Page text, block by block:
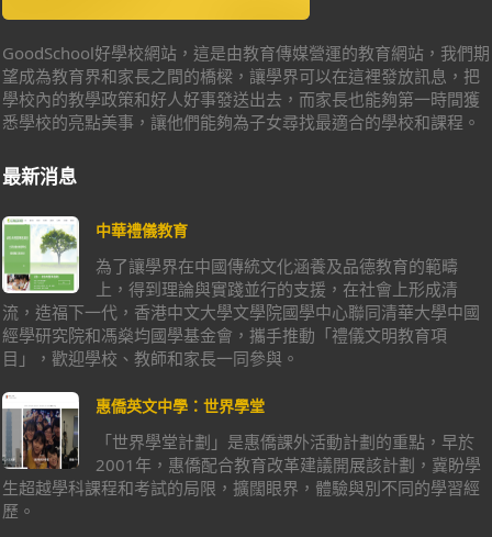
GoodSchool好學校網站，這是由教育傳媒營運的教育網站，我們期
望成為教育界和家長之間的橋樑，讓學界可以在這裡發放訊息，把
學校內的教學政策和好人好事發送出去，而家長也能夠第一時間獲
悉學校的亮點美事，讓他們能夠為子女尋找最適合的學校和課程。
最新消息
中華禮儀教育
為了讓學界在中國傳統文化涵養及品德教育的範疇
上，得到理論與實踐並行的支援，在社會上形成清
流，造福下一代，香港中文大學文學院國學中心聯同清華大學中國
經學研究院和馮燊均國學基金會，攜手推動「禮儀文明教育項
目」，歡迎學校、教師和家長一同參與。
惠僑英文中學：世界學堂
「世界學堂計劃」是惠僑課外活動計劃的重點，早於
2001年，惠僑配合教育改革建議開展該計劃，冀盼學
生超越學科課程和考試的局限，擴闊眼界，體驗與別不同的學習經
歷。